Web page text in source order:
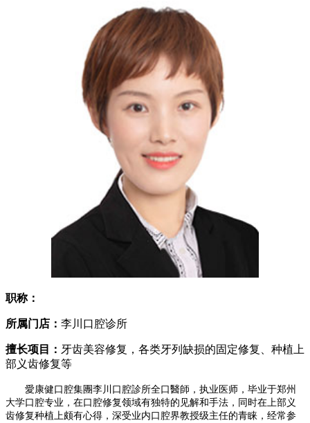
职称：
所属门店： 李川口腔诊所
擅长项目： 牙齿美容修复，各类牙列缺损的固定修复、种植上
部义齿修复等
愛康健口腔集團李川口腔診所全口醫師，执业医师，毕业于郑州
大学口腔专业，在口腔修复领域有独特的见解和手法，同时在上部义
齿修复种植上颇有心得，深受业内口腔界教授级主任的青睐，经常参